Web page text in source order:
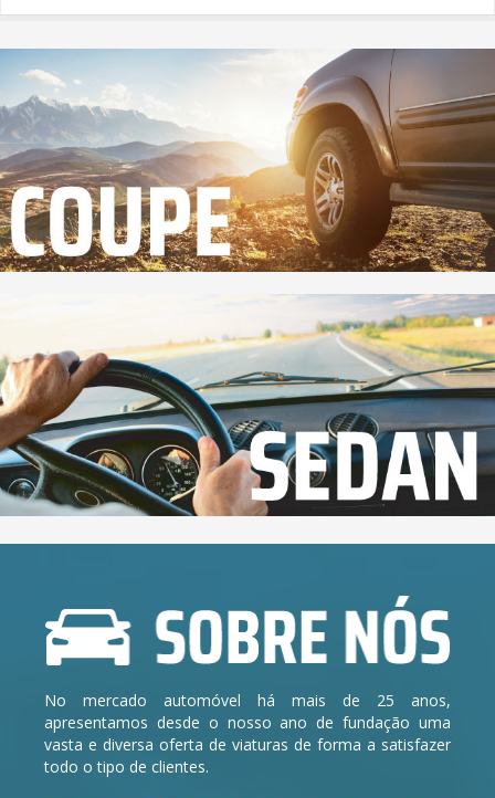
No mercado automóvel há mais de 25 anos,
apresentamos desde o nosso ano de fundação uma
vasta e diversa oferta de viaturas de forma a satisfazer
todo o tipo de clientes.